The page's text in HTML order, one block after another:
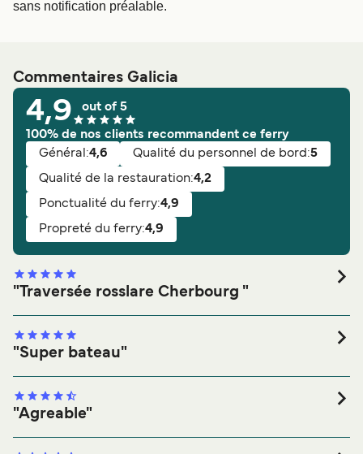
sans notification préalable.
Commentaires Galicia
4,9 out of 5
100% de nos clients recommandent ce ferry
Général:4,6 Qualité du personnel de bord:5
Qualité de la restauration:4,2
Ponctualité du ferry:4,9
Propreté du ferry:4,9
"Traversée rosslare Cherbourg "
Général:
Qualité de la restauration:
Qualité du personnel de bord:
Ponctualité du ferry:
Vous le recommanderiez?
"Super bateau"
Général:
Qualité de la restauration:
Qualité du personnel de bord:
"Agreable"